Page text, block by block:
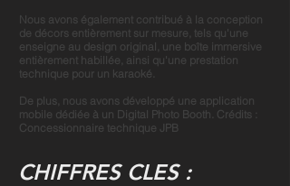
Nous avons également contribué à la conception
de décors entièrement sur mesure, tels qu'une
enseigne au design original, une boîte immersive
entièrement habillée, ainsi qu'une prestation
technique pour un karaoké.
De plus, nous avons développé une application
mobile dédiée à un Digital Photo Booth. Crédits :
Concessionnaire technique JPB
CHIFFRES CLES :